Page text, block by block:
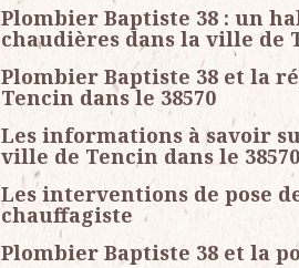
Plombier Baptiste 38 : un
chaudières dans la ville de
Plombier Baptiste 38 et la
Tencin dans le 38570
Les informations à savoir
ville de Tencin dans le 38570
Les interventions de pose
chauffagiste
Plombier Baptiste 38 et la